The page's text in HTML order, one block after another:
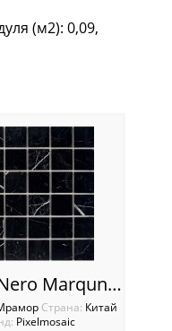
мозаики,
(м2): 0,09,
PIX 246 Nero Marquna, чип 48х48 мм, сетка 305х305х6 мм, Полированная
Cтрана: Китай
Pixelmosaic